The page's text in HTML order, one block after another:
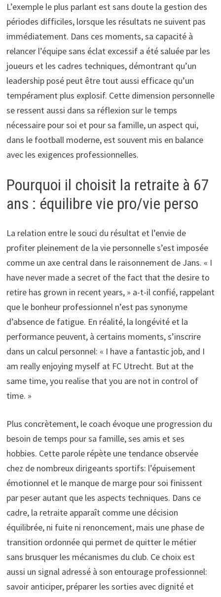
L’exemple le plus parlant est sans doute la gestion des
périodes difficiles, lorsque les résultats ne suivent pas
immédiatement. Dans ces moments, sa capacité à
relancer l’équipe sans éclat excessif a été saluée par les
joueurs et les cadres techniques, démontrant qu’un
leadership posé peut être tout aussi efficace qu’un
tempérament plus explosif. Cette dimension personnelle
se ressent aussi dans sa réflexion sur le temps
nécessaire pour soi et pour sa famille, un aspect qui,
dans le football moderne, est souvent mis en balance
avec les exigences professionnelles.
Pourquoi il choisit la retraite à 67
ans : équilibre vie pro/vie perso
La relation entre le souci du résultat et l’envie de
profiter pleinement de la vie personnelle s’est imposée
comme un axe central dans le raisonnement de Jans. « I
have never made a secret of the fact that the desire to
retire has grown in recent years, » a-t-il confié, rappelant
que le bonheur professionnel n’est pas synonyme
d’absence de fatigue. En réalité, la longévité et la
performance peuvent, à certains moments, s’inscrire
dans un calcul personnel: « I have a fantastic job, and I
am really enjoying myself at FC Utrecht. But at the
same time, you realise that you are not in control of
time. »
Plus concrètement, le coach évoque une progression du
besoin de temps pour sa famille, ses amis et ses
hobbies. Cette parole répète une tendance observée
chez de nombreux dirigeants sportifs: l’épuisement
émotionnel et le manque de marge pour soi finissent
par peser autant que les aspects techniques. Dans ce
cadre, la retraite apparaît comme une décision
équilibrée, ni fuite ni renoncement, mais une phase de
transition ordonnée qui permet de quitter le métier
sans brusquer les mécanismes du club. Ce choix est
aussi un signal adressé à son entourage professionnel:
savoir anticiper, préparer les sorties avec dignité et